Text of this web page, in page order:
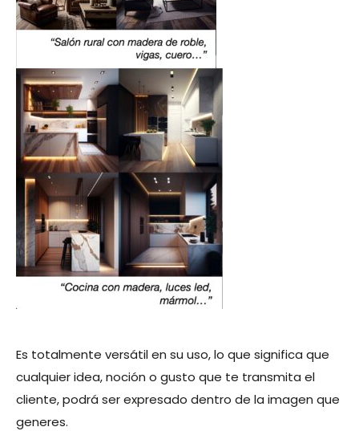
Es totalmente versátil en su uso, lo que significa que
cualquier idea, noción o gusto que te transmita el
cliente, podrá ser expresado dentro de la imagen que
generes.